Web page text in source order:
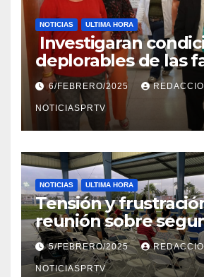
NOTICIAS ULTIMA HORA
Investigaran
deplorables de las
el Departamento de
en Mayagüez
6/FEBRERO/2025
NOTICIASPRTV
NOTICIAS ULTIMA HORA
Tensión y
reunión sobre
Reparto
5/FEBRERO/2025
NOTICIASPRTV